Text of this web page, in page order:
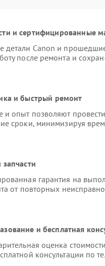
и сертифицированные
детали Canon и
после ремонта и
и быстрый ремонт
опыт позволяют провести
сроки, минимизируя
гарантия на
от повторных
и бесплатная
оценка
консультации по